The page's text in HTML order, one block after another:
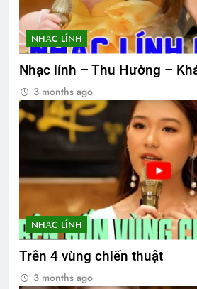
NHẠC LÍNH
Nhạc lính – Thu Hường –
3 months ago
NHẠC LÍNH
Trên 4 vùng chiến thuật
3 months ago